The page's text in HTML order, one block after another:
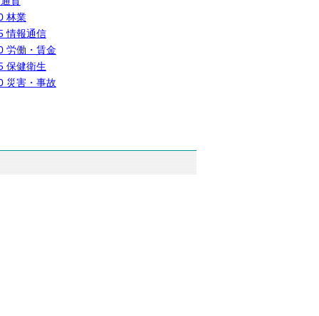
林業
情報通信
労働・賃金
保健衛生
災害・事故